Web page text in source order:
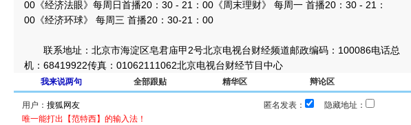
00《经济法眼》每周日首播20：30 - 21：00《周末理财》 每周一 首播20：30 - 21：
00《经济环球》 每周三 首播20：30-21：00
联系地址：北京市海淀区皂君庙甲2号北京电视台财经频道邮政编码：100086电话总
机：68419922传真：01062111062北京电视台财经节目中心
我来说两句 全部跟贴 精华区 辩论区
用户： 匿名发表：
隐藏地址：
唯一能打出【范特西】的输入法！